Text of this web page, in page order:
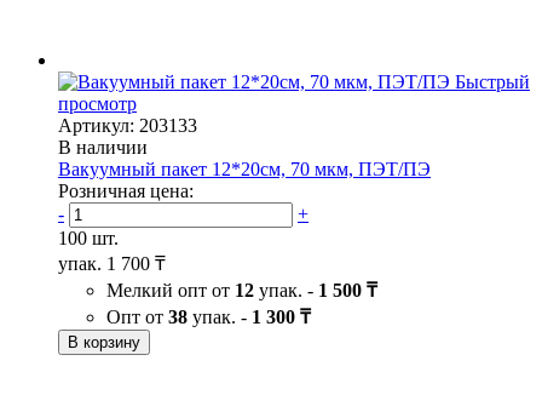
Быстрый
просмотр
Артикул: 203133
В наличии
Вакуумный пакет 12*20см, 70 мкм, ПЭТ/ПЭ
Розничная цена:
-
+
100 шт.
упак. 1 700 ₸
Мелкий опт от 12 упак. - 1 500 ₸
Опт от 38 упак. - 1 300 ₸
В корзину